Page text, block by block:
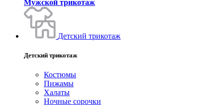
Мужской трикотаж
Детский трикотаж
Детский трикотаж
Костюмы
Пижамы
Халаты
Ночные сорочки